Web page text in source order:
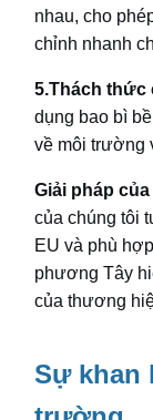
nhau, cho
chỉnh nhanh
5.Thách thức
dụng bao bì
về môi trường
Giải pháp
của chúng tôi
EU và phù
phương Tây
của thương
Sự khan